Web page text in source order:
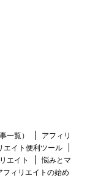
一覧）
アフィリ
エイト便利ツール
エイト
悩みとマ
フィリエイトの始め